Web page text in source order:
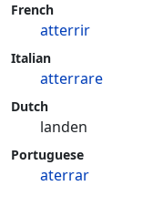
French
atterrir
Italian
atterrare
Dutch
landen
Portuguese
aterrar